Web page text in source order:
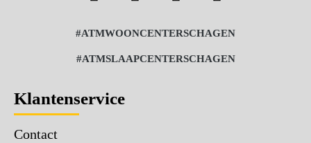
#ATMWOONCENTERSCHAGEN
#ATMSLAAPCENTERSCHAGEN
Klantenservice
Contact